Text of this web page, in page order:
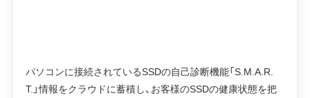
パソコンに接続されているSSDの自己診断機能「S.M.A.R.
T.」情報をクラウドに蓄積し、お客様のSSDの健康状態を把